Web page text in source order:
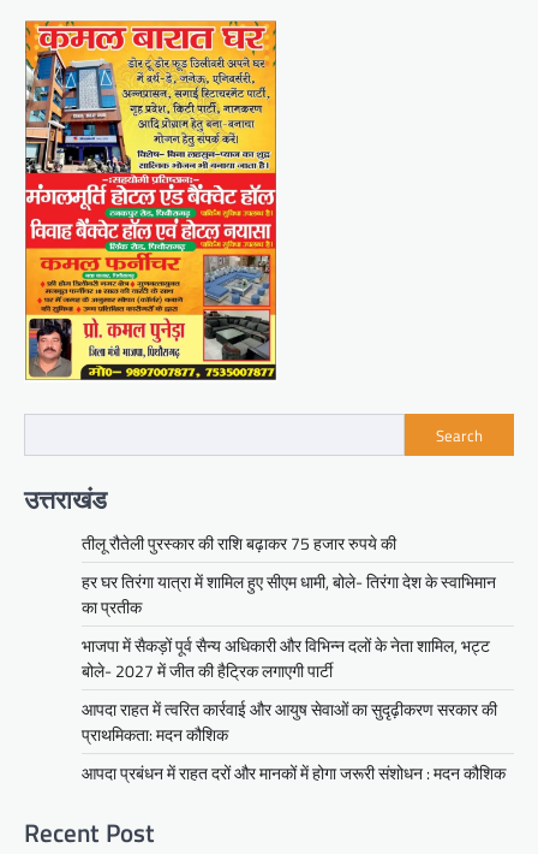
Search
उत्तराखंड
तीलू रौतेली पुरस्कार की राशि बढ़ाकर 75 हजार रुपये की
हर घर तिरंगा यात्रा में शामिल हुए सीएम धामी, बोले- तिरंगा देश के स्वाभिमान
का प्रतीक
भाजपा में सैकड़ों पूर्व सैन्य अधिकारी और विभिन्न दलों के नेता शामिल, भट्ट
बोले- 2027 में जीत की हैट्रिक लगाएगी पार्टी
आपदा राहत में त्वरित कार्रवाई और आयुष सेवाओं का सुदृढ़ीकरण सरकार की
प्राथमिकता: मदन कौशिक
आपदा प्रबंधन में राहत दरों और मानकों में होगा जरूरी संशोधन : मदन कौशिक
Recent Post